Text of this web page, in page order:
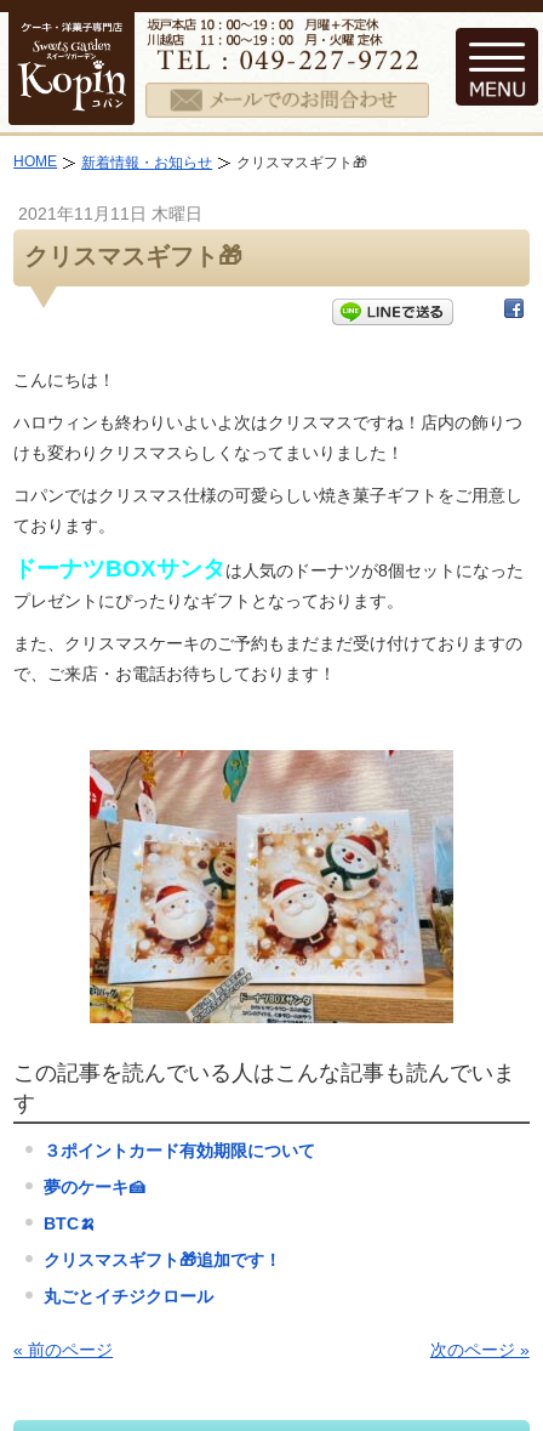
HOME 新着情報・お知らせ クリスマスギフト🎁
2021年11月11日 木曜日
クリスマスギフト🎁
こんにちは！
ハロウィンも終わりいよいよ次はクリスマスですね！店内の飾りつ
けも変わりクリスマスらしくなってまいりました！
コパンではクリスマス仕様の可愛らしい焼き菓子ギフトをご用意し
ております。
ドーナツBOXサンタは人気のドーナツが8個セットになった
プレゼントにぴったりなギフトとなっております。
また、クリスマスケーキのご予約もまだまだ受け付けておりますの
で、ご来店・お電話お待ちしております！
この記事を読んでいる人はこんな記事も読んでいま
す
３ポイントカード有効期限について
夢のケーキ🍰
BTC🍌
クリスマスギフト🎁追加です！
丸ごとイチジクロール
« 前のページ 次のページ »